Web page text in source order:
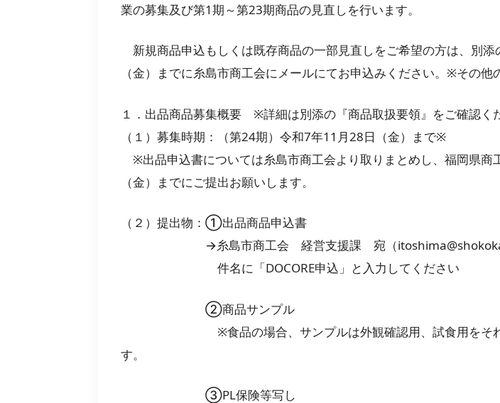
業の募集及び第1期～第23期商品の見直しを行います。
新規商品申込もしくは既存商品の一部見直しをご希望の方は、別
（金）までに糸島市商工会にメールにてお申込みください。※その他
１．出品商品募集概要 ※詳細は別添の『商品取扱要領』をご確認く
（１）募集時期：（第24期）令和7年11月28日（金）まで※
※出品申込書については糸島市商工会より取りまとめし、福岡県
（金）までにご提出お願いします。
（２）提出物：①出品商品申込書
→糸島市商工会 経営支援課 宛（
件名に「DOCORE申込」と入力してください
②商品サンプル
※食品の場合、サンプルは外観確認用、試食用をそれぞ
す。
③PL保険等写し